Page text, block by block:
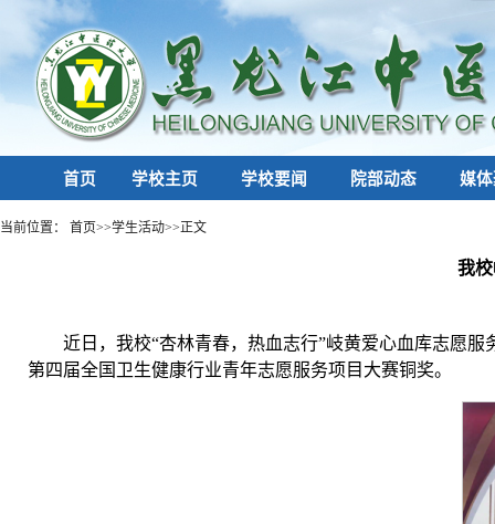
首页 学校主页 学校要闻 院部动态 媒
当前位置： 首页>>学生活动>>正文
我
近日，我校“杏林青春，热血志行”岐黄爱心血库志愿
第四届全国卫生健康行业青年志愿服务项目大赛铜奖。